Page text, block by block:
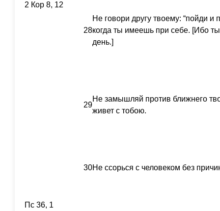
2 Кор 8, 12
28
Не говори другу твоему: “пойди и
когда ты имеешь при себе. [Ибо
день.]
29
Не замышляй против ближнего
живет с тобою.
30Не ссорься с человеком без
Пс 36, 1